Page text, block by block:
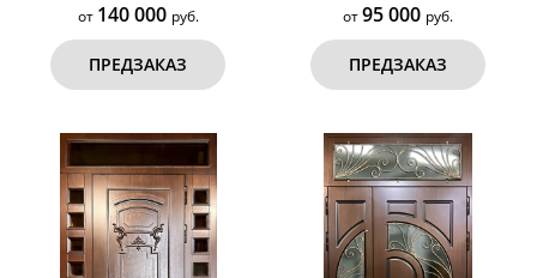
от 140 000 руб.
ПРЕДЗАКАЗ
от95 000 руб.
ПРЕДЗАКАЗ